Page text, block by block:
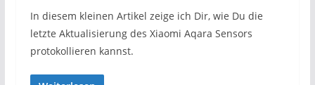
In diesem kleinen Artikel zeige ich Dir, wie Du die
letzte Aktualisierung des Xiaomi Aqara Sensors
protokollieren kannst.